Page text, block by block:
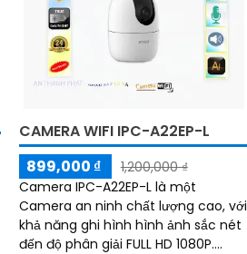
CAMERA WIFI IPC-A22EP-L
899,000 ₫
1,200,000 ₫
Camera IPC-A22EP-L là một
Camera an ninh chất lượng cao, với
khả năng ghi hình hình ảnh sắc nét
đến độ phân giải FULL HD 1080P.